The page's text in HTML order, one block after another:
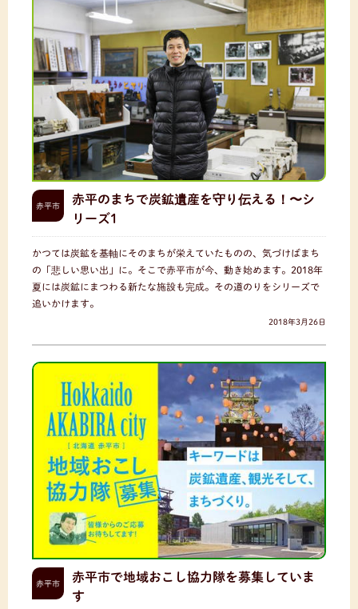
赤平市
赤平のまちで炭鉱遺産を守り伝える！〜シ
リーズ1
かつては炭鉱を基軸にそのまちが栄えていたものの、気づけばまち
の「悲しい思い出」に。そこで赤平市が今、動き始めます。2018年
夏には炭鉱にまつわる新たな施設も完成。その道のりをシリーズで
追いかけます。
2018年3月26日
赤平市
赤平市で地域おこし協力隊を募集していま
す